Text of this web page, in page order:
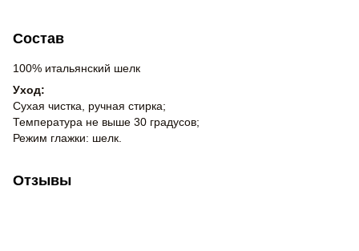
Состав
100% итальянский шелк
Уход:
Сухая чистка, ручная стирка;
Температура не выше 30 градусов;
Режим глажки: шелк.
Отзывы